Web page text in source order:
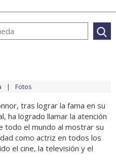
Fotos
tras lograr la fama en su
ha logrado llamar la atención
todo el mundo al mostrar su
como actriz en todos los
el cine, la televisión y el